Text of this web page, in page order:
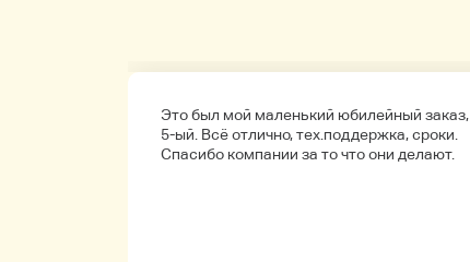
Это был мой маленький юбилейный заказ,
5-ый. Всё отлично, тех.поддержка, сроки.
Спасибо компании за то что они делают.